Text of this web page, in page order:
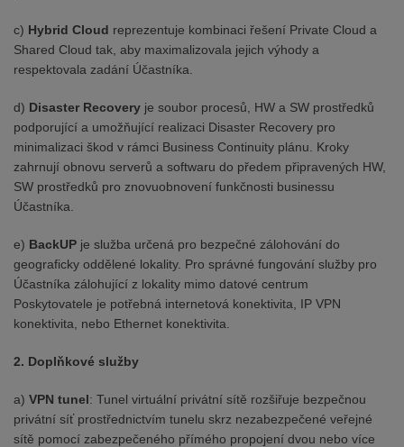
c) Hybrid Cloud reprezentuje kombinaci řešení Private Cloud a
Shared Cloud tak, aby maximalizovala jejich výhody a
respektovala zadání Účastníka.
d) Disaster Recovery je soubor procesů, HW a SW prostředků
podporující a umožňující realizaci Disaster Recovery pro
minimalizaci škod v rámci Business Continuity plánu. Kroky
zahrnují obnovu serverů a softwaru do předem připravených HW,
SW prostředků pro znovuobnovení funkčnosti businessu
Účastníka.
e) BackUP je služba určená pro bezpečné zálohování do
geograficky oddělené lokality. Pro správné fungování služby pro
Účastníka zálohující z lokality mimo datové centrum
Poskytovatele je potřebná internetová konektivita, IP VPN
konektivita, nebo Ethernet konektivita.
2. Doplňkové služby
a) VPN tunel: Tunel virtuální privátní sítě rozšiřuje bezpečnou
privátní síť prostřednictvím tunelu skrz nezabezpečené veřejné
sítě pomocí zabezpečeného přímého propojení dvou nebo více